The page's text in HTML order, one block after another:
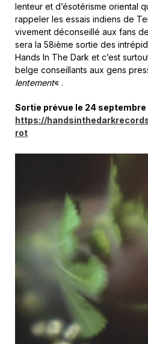
lenteur et d’ésotérisme oriental
rappeler les essais indiens de
vivement déconseillé aux fans
sera la 58ième sortie des
Hands In The Dark et c’est
belge conseillants aux gens
lentement« .
Sortie prévue le 24 septembre
https://
rot